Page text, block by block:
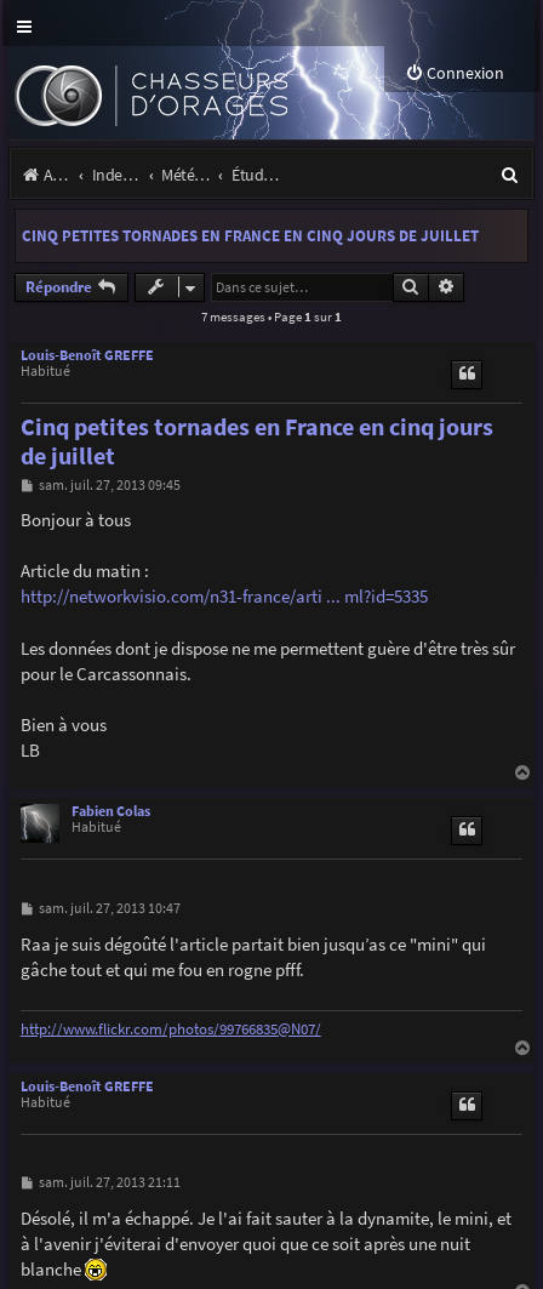
Connexion
Accueil Index du forum Météo et climatologie des orages Étude de phénomènes orageux
e
CINQ PETITES TORNADES EN FRANCE EN CINQ JOURS DE JUILLET
Répondre Rechercher
7 messages • Page 1 sur 1
Louis-Benoît GREFFE
Habitué
Cinq petites tornades en France en cinq jours
de juillet
M
s
s
g
e
sam. juil. 27, 2013 09:45
Bonjour à tous
Article du matin :
http://networkvisio.com/n31-france/arti ... ml?id=5335
Les données dont je dispose ne me permettent guère d'être très sûr
pour le Carcassonnais.
Bien à vous
LB
Fabien Colas
Habitué
M
s
s
a
sam. juil. 27, 2013 10:47
Raa je suis dégoûté l'article partait bien jusqu’as ce "mini" qui
gâche tout et qui me fou en rogne pfff.
http://www.flickr.com/photos/99766835@N07/
Louis-Benoît GREFFE
Habitué
M
s
s
a
e
sam. juil. 27, 2013 21:11
Désolé, il m'a échappé. Je l'ai fait sauter à la dynamite, le mini, et
à l'avenir j'éviterai d'envoyer quoi que ce soit après une nuit
blanche